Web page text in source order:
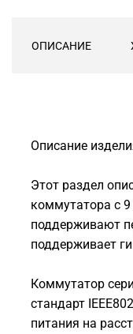
ОПИСАНИЕ
Описание
Этот раздел
коммутатора с
поддерживают
поддерживает
Коммутатор
стандарт
питания на